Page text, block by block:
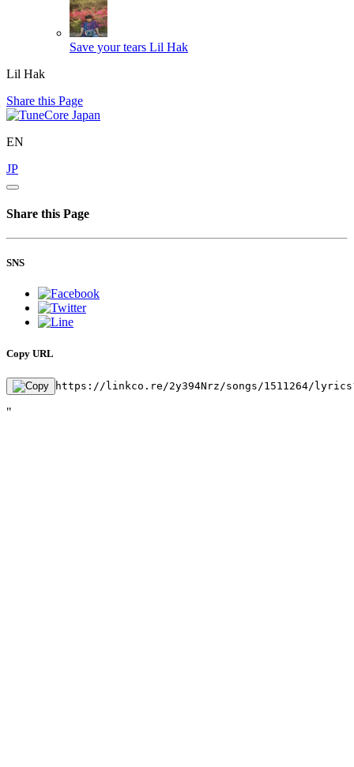
Save your tears Lil Hak
Lil Hak
Share this Page
EN
JP
Share this Page
SNS
Copy URL
https://linkco.re/2y394Nrz/songs/1511264/
"